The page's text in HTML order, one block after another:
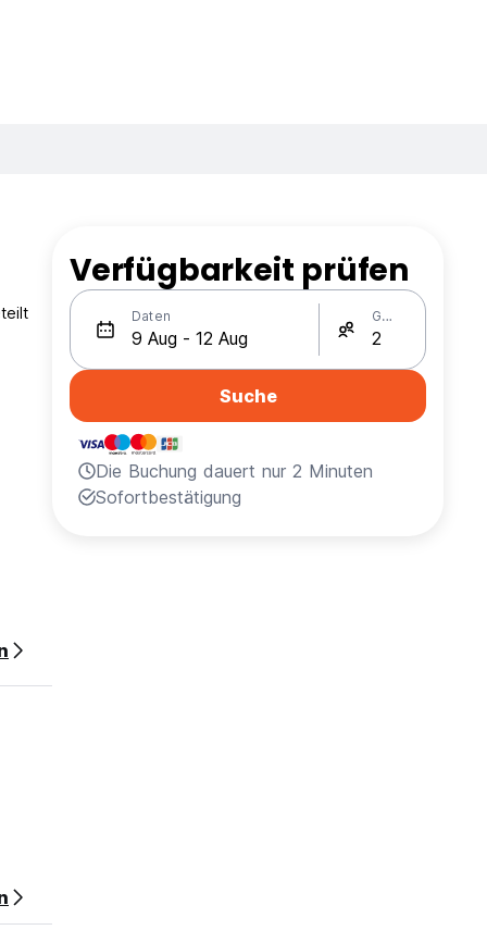
die
Verfügbarkeit prüfen
Daten Gäste
Suche
Die Buchung dauert nur 2 Minuten
Sofortbestätigung